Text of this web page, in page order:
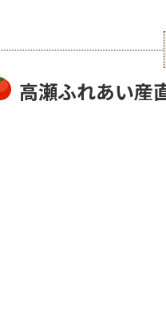
高瀬ふれあい産